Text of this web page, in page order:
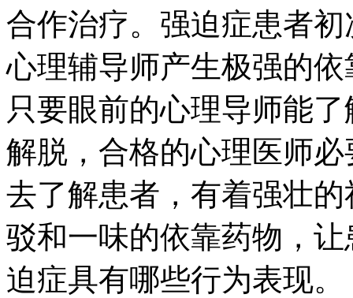
合作治疗。强迫症患者
心理辅导师产生极强的
只要眼前的心理导师能
解脱，合格的心理医师
去了解患者，有着强壮
驳和一味的依靠药物，
迫症具有哪些行为表现。